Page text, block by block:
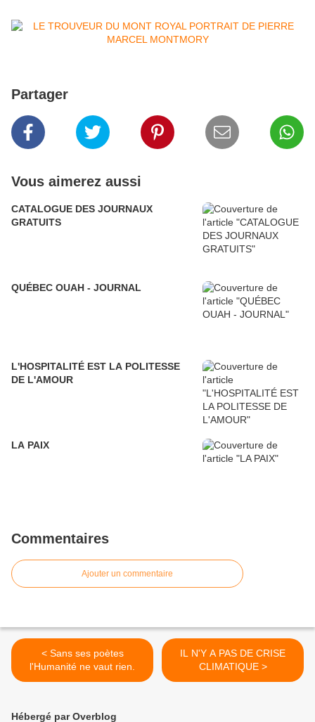
Partager
Vous aimerez aussi
CATALOGUE DES JOURNAUX
GRATUITS
QUÉBEC OUAH - JOURNAL
L'HOSPITALITÉ EST LA POLITESSE
DE L'AMOUR
LA PAIX
Commentaires
Ajouter un commentaire
< Sans ses poètes
l'Humanité ne vaut rien.
IL N'Y A PAS DE CRISE
CLIMATIQUE >
Hébergé par Overblog